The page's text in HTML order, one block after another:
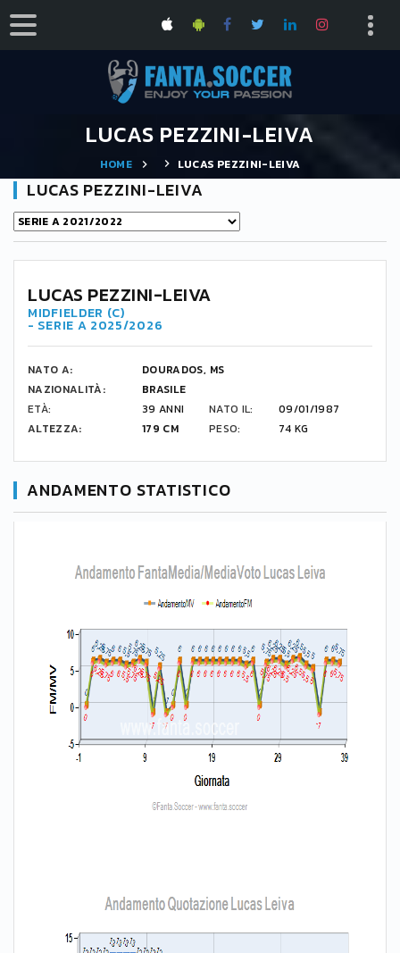
LUCAS PEZZINI-LEIVA
HOME LUCAS PEZZINI-LEIVA
LUCAS PEZZINI-LEIVA
LUCAS PEZZINI-LEIVA
MIDFIELDER (C)
- SERIE A 2025/2026
NATO A:
DOURADOS, MS
NAZIONALITÀ:
BRASILE
ETÀ:
39 ANNI NATO IL:
09/01/1987
ALTEZZA:
179 CM PESO: 74 KG
ANDAMENTO STATISTICO